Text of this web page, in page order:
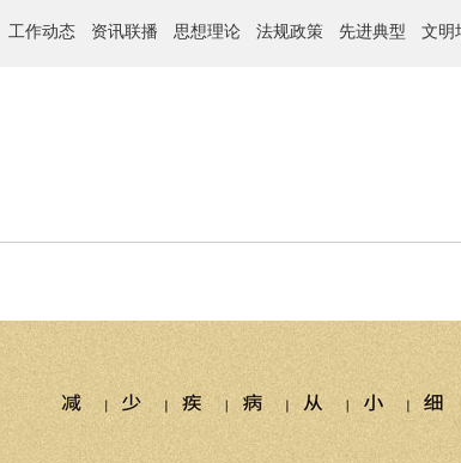
工作动态 资讯联播 思想理论 法规政策 先进典型 文明